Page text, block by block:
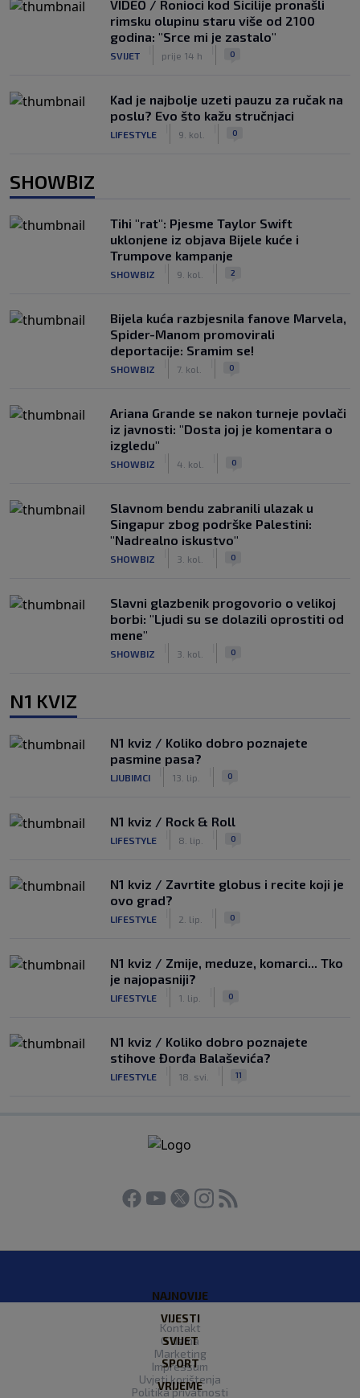
VIDEO / Ronioci kod Sicilije pronašli
rimsku olupinu staru više od 2100
godina: "Srce mi je zastalo"
SVIJET prije 14 h 0
Kad je najbolje uzeti pauzu za ručak na
poslu? Evo što kažu stručnjaci
LIFESTYLE 9. kol. 0
SHOWBIZ
Tihi "rat": Pjesme Taylor Swift
uklonjene iz objava Bijele kuće i
Trumpove kampanje
SHOWBIZ 9. kol. 2
Bijela kuća razbjesnila fanove Marvela,
Spider-Manom promovirali
deportacije: Sramim se!
SHOWBIZ 7. kol. 0
Ariana Grande se nakon turneje povlači
iz javnosti: "Dosta joj je komentara o
izgledu"
SHOWBIZ 4. kol. 0
Slavnom bendu zabranili ulazak u
Singapur zbog podrške Palestini:
"Nadrealno iskustvo"
SHOWBIZ 3. kol. 0
Slavni glazbenik progovorio o velikoj
borbi: "Ljudi su se dolazili oprostiti od
mene"
SHOWBIZ 3. kol. 0
N1 KVIZ
N1 kviz / Koliko dobro poznajete
pasmine pasa?
LJUBIMCI 13. lip. 0
N1 kviz / Rock & Roll
LIFESTYLE 8. lip. 0
N1 kviz / Zavrtite globus i recite koji je
ovo grad?
LIFESTYLE 2. lip. 0
N1 kviz / Zmije, meduze, komarci... Tko
je najopasniji?
LIFESTYLE 1. lip. 0
N1 kviz / Koliko dobro poznajete
stihove Đorđa Balaševića?
LIFESTYLE 18. svi. 11
NAJNOVIJE
VIJESTI
SVIJET
SPORT
VRIJEME
Kontakt
O Nama
Marketing
Impressum
Uvjeti korištenja
Politika privatnosti